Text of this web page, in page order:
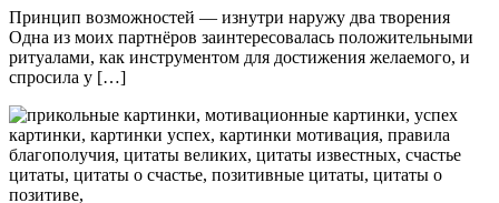
Принцип возможностей — изнутри наружу два творения
Одна из моих партнёров заинтересовалась положительными
ритуалами, как инструментом для достижения желаемого, и
спросила у […]